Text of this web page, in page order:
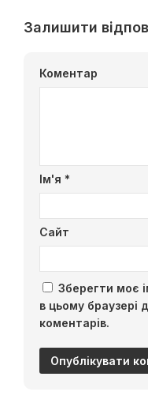
Залишити
Коментар
Ім'я *
Сайт
Зберегти моє
в цьому браузері
коментарів.